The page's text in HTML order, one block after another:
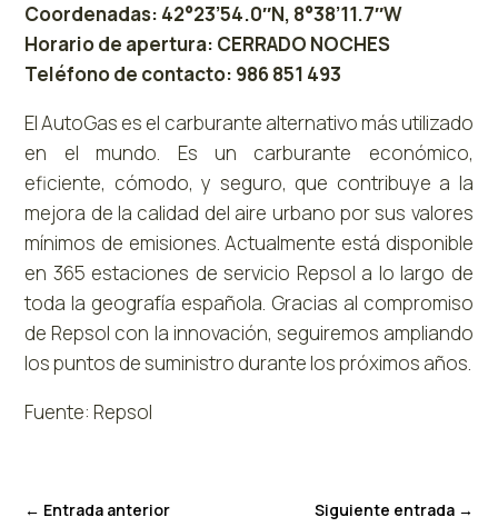
Coordenadas: 42°23’54.0″N, 8°38’11.7″W
Horario de apertura: CERRADO NOCHES
Teléfono de contacto: 986 851 493
El AutoGas es el carburante alternativo más utilizado
en el mundo. Es un carburante económico,
eficiente, cómodo, y seguro, que contribuye a la
mejora de la calidad del aire urbano por sus valores
mínimos de emisiones. Actualmente está disponible
en 365 estaciones de servicio Repsol a lo largo de
toda la geografía española. Gracias al compromiso
de Repsol con la innovación, seguiremos ampliando
los puntos de suministro durante los próximos años.
Fuente: Repsol
← Entrada anterior Siguiente entrada→